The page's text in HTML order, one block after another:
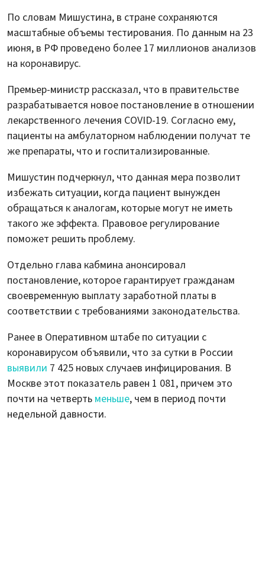
По словам Мишустина, в стране сохраняются
масштабные объемы тестирования. По данным на 23
июня, в РФ проведено более 17 миллионов анализов
на коронавирус.
Премьер-министр рассказал, что в правительстве
разрабатывается новое постановление в отношении
лекарственного лечения COVID-19. Согласно ему,
пациенты на амбулаторном наблюдении получат те
же препараты, что и госпитализированные.
Мишустин подчеркнул, что данная мера позволит
избежать ситуации, когда пациент вынужден
обращаться к аналогам, которые могут не иметь
такого же эффекта. Правовое регулирование
поможет решить проблему.
Отдельно глава кабмина анонсировал
постановление, которое гарантирует гражданам
своевременную выплату заработной платы в
соответствии с требованиями законодательства.
Ранее в Оперативном штабе по ситуации с
коронавирусом объявили, что за сутки в России
выявили 7 425 новых случаев инфицирования. В
Москве этот показатель равен 1 081, причем это
почти на четверть меньше, чем в период почти
недельной давности.